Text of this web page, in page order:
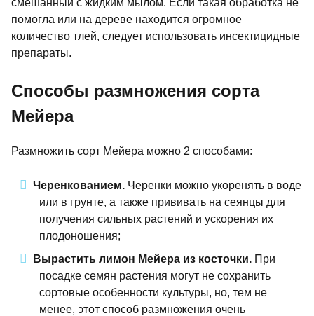
помогла или на дереве находится огромное
количество тлей, следует использовать инсектицидные
препараты.
Способы размножения сорта
Мейера
Размножить сорт Мейера можно 2 способами:
Черенкованием. Черенки можно укоренять в воде
или в грунте, а также прививать на сеянцы для
получения сильных растений и ускорения их
плодоношения;
Вырастить лимон Мейера из косточки. При
посадке семян растения могут не сохранить
сортовые особенности культуры, но, тем не
менее, этот способ размножения очень